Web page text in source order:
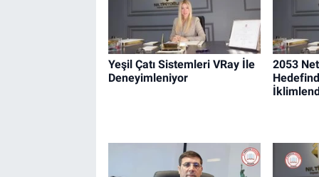
Yeşil Çatı Sistemleri VRay İle
Deneyimleniyor
2053